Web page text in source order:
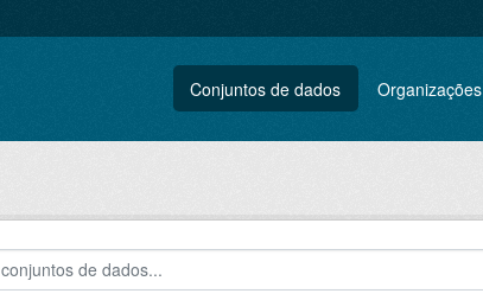
Conjuntos de dados Organizações